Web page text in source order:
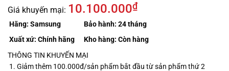
Giá khuyến mại: 10.100.000₫
Hãng: Samsung
Xuất xứ: Chính hãng
Bảo hành: 24 tháng
Kho hàng: Còn hàng
THÔNG TIN KHUYẾN MẠI
Giảm thêm 100.000đ/sản phẩm bắt đầu từ sản phẩm thứ 2